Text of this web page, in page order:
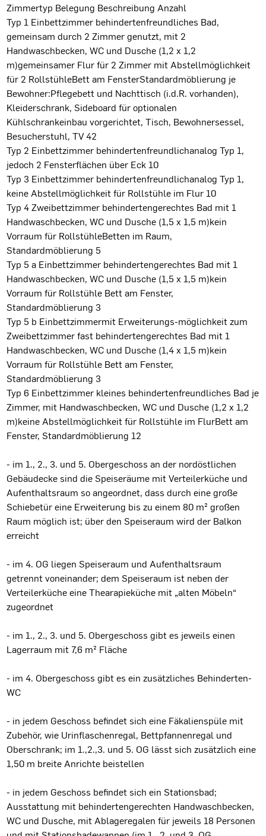
Zimmertyp Belegung Beschreibung Anzahl
Typ 1 Einbettzimmer behindertenfreundliches Bad,
gemeinsam durch 2 Zimmer genutzt, mit 2
Handwaschbecken, WC und Dusche (1,2 x 1,2
m)gemeinsamer Flur für 2 Zimmer mit Abstellmöglichkeit
für 2 RollstühleBett am FensterStandardmöblierung je
Bewohner:Pflegebett und Nachttisch (i.d.R. vorhanden),
Kleiderschrank, Sideboard für optionalen
Kühlschrankeinbau vorgerichtet, Tisch, Bewohnersessel,
Besucherstuhl, TV 42
Typ 2 Einbettzimmer behindertenfreundlichanalog Typ 1,
jedoch 2 Fensterflächen über Eck 10
Typ 3 Einbettzimmer behindertenfreundlichanalog Typ 1,
keine Abstellmöglichkeit für Rollstühle im Flur 10
Typ 4 Zweibettzimmer behindertengerechtes Bad mit 1
Handwaschbecken, WC und Dusche (1,5 x 1,5 m)kein
Vorraum für RollstühleBetten im Raum,
Standardmöblierung 5
Typ 5 a Einbettzimmer behindertengerechtes Bad mit 1
Handwaschbecken, WC und Dusche (1,5 x 1,5 m)kein
Vorraum für Rollstühle Bett am Fenster,
Standardmöblierung 3
Typ 5 b Einbettzimmermit Erweiterungs-möglichkeit zum
Zweibettzimmer fast behindertengerechtes Bad mit 1
Handwaschbecken, WC und Dusche (1,4 x 1,5 m)kein
Vorraum für Rollstühle Bett am Fenster,
Standardmöblierung 3
Typ 6 Einbettzimmer kleines behindertenfreundliches Bad je
Zimmer, mit Handwaschbecken, WC und Dusche (1,2 x 1,2
m)keine Abstellmöglichkeit für Rollstühle im FlurBett am
Fenster, Standardmöblierung 12
- im 1., 2., 3. und 5. Obergeschoss an der nordöstlichen
Gebäudecke sind die Speiseräume mit Verteilerküche und
Aufenthaltsraum so angeordnet, dass durch eine große
Schiebetür eine Erweiterung bis zu einem 80 m² großen
Raum möglich ist; über den Speiseraum wird der Balkon
erreicht
- im 4. OG liegen Speiseraum und Aufenthaltsraum
getrennt voneinander; dem Speiseraum ist neben der
Verteilerküche eine Thearapieküche mit „alten Möbeln“
zugeordnet
- im 1., 2., 3. und 5. Obergeschoss gibt es jeweils einen
Lagerraum mit 7,6 m² Fläche
- im 4. Obergeschoss gibt es ein zusätzliches Behinderten-
WC
- in jedem Geschoss befindet sich eine Fäkalienspüle mit
Zubehör, wie Urinflaschenregal, Bettpfannenregal und
Oberschrank; im 1.,2.,3. und 5. OG lässt sich zusätzlich eine
1,50 m breite Anrichte beistellen
- in jedem Geschoss befindet sich ein Stationsbad;
Ausstattung mit behindertengerechten Handwaschbecken,
WC und Dusche, mit Ablageregalen für jeweils 18 Personen